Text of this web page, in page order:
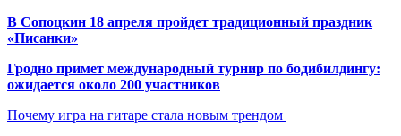
В Сопоцкин 18 апреля пройдет традиционный праздник
«Писанки»
Гродно примет международный турнир по бодибилдингу:
ожидается около 200 участников
Почему игра на гитаре стала новым трендом